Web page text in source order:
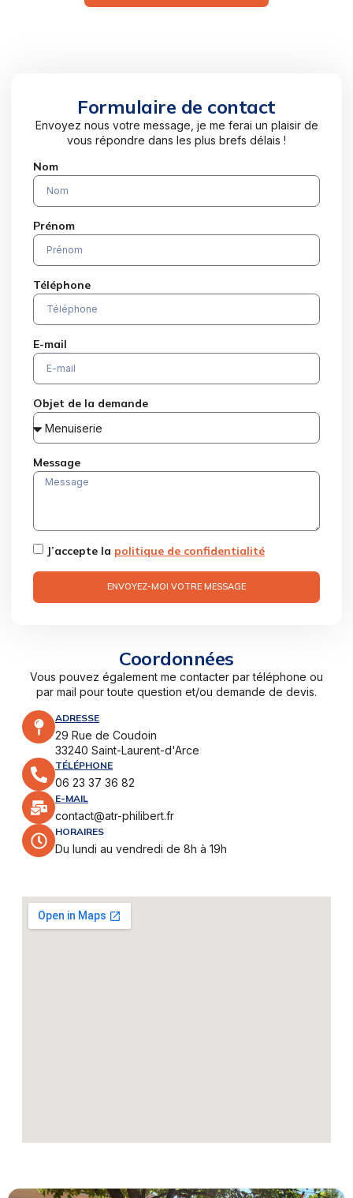
Formulaire de contact
Envoyez nous votre message, je me ferai un plaisir de
vous répondre dans les plus brefs délais !
Nom
Prénom
Téléphone
E-mail
Objet de la demande
Message
J’accepte la politique de confidentialité
ENVOYEZ-MOI VOTRE MESSAGE
Coordonnées
Vous pouvez également me contacter par téléphone ou
par mail pour toute question et/ou demande de devis.
ADRESSE
29 Rue de Coudoin
33240 Saint-Laurent-d'Arce
TÉLÉPHONE
06 23 37 36 82
E-MAIL
contact@atr-philibert.fr
HORAIRES
Du lundi au vendredi de 8h à 19h